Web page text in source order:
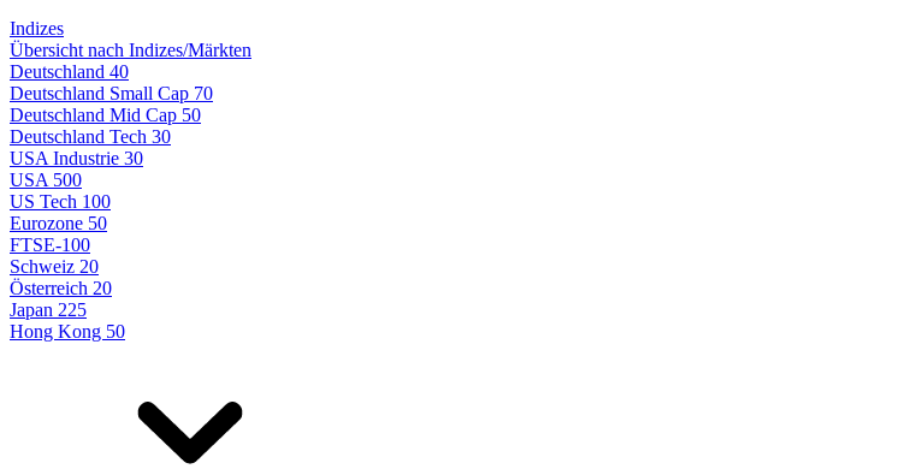
Indizes
Übersicht nach Indizes/Märkten
Deutschland 40
Deutschland Small Cap 70
Deutschland Mid Cap 50
Deutschland Tech 30
USA Industrie 30
USA 500
US Tech 100
Eurozone 50
FTSE-100
Schweiz 20
Österreich 20
Japan 225
Hong Kong 50